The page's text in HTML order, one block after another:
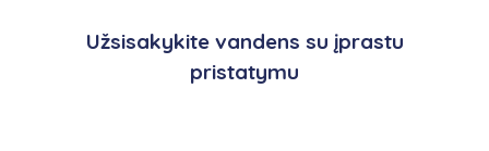
Užsisakykite vandens su įprastu
pristatymu